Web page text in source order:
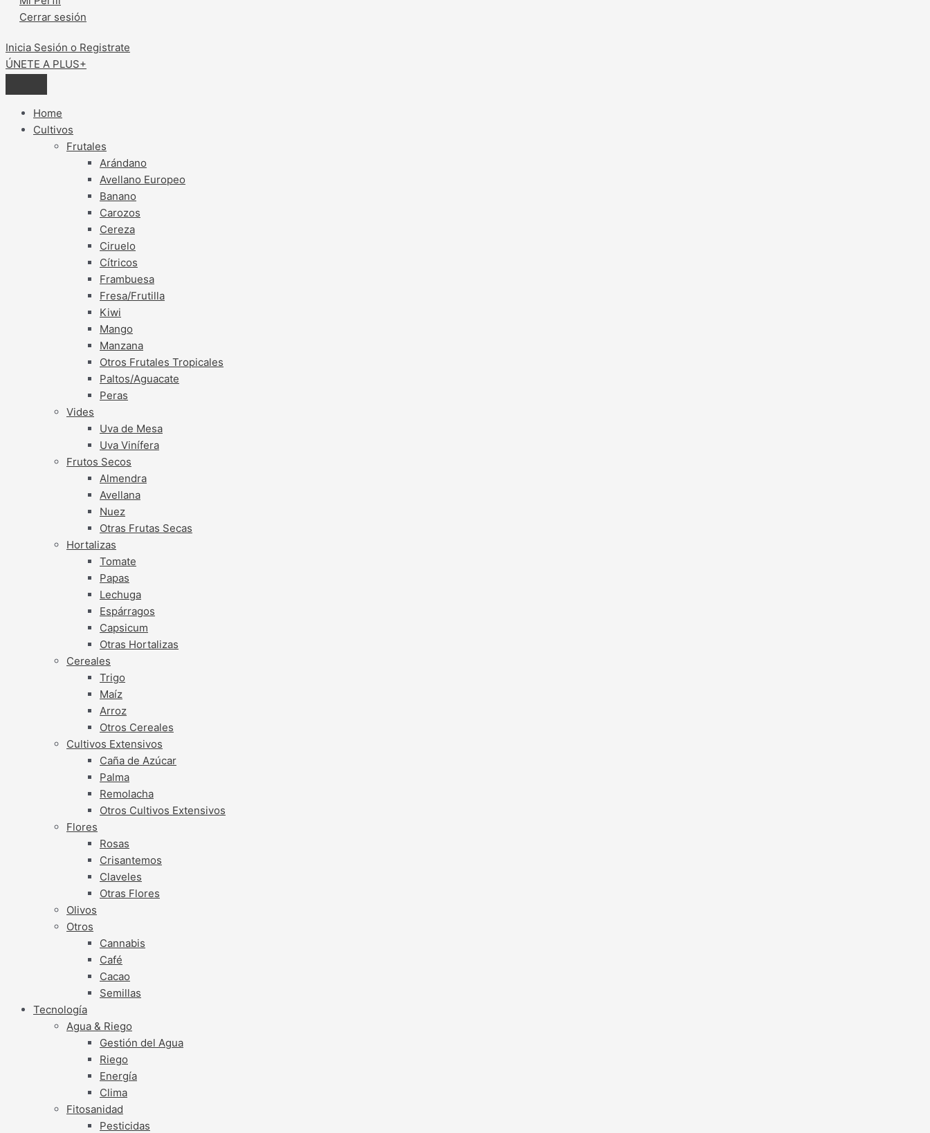
Cerrar sesión
Inicia Sesión o Registrate
ÚNETE A PLUS+
Home
Cultivos
Frutales
Arándano
Avellano Europeo
Banano
Carozos
Cereza
Ciruelo
Cítricos
Frambuesa
Fresa/Frutilla
Kiwi
Mango
Manzana
Otros Frutales Tropicales
Paltos/Aguacate
Peras
Vides
Uva de Mesa
Uva Vinífera
Frutos Secos
Almendra
Avellana
Nuez
Otras Frutas Secas
Hortalizas
Tomate
Papas
Lechuga
Espárragos
Capsicum
Otras Hortalizas
Cereales
Trigo
Maíz
Arroz
Otros Cereales
Cultivos Extensivos
Caña de Azúcar
Palma
Remolacha
Otros Cultivos Extensivos
Flores
Rosas
Crisantemos
Claveles
Otras Flores
Olivos
Otros
Cannabis
Café
Cacao
Semillas
Tecnología
Agua & Riego
Gestión del Agua
Riego
Energía
Clima
Fitosanidad
Pesticidas